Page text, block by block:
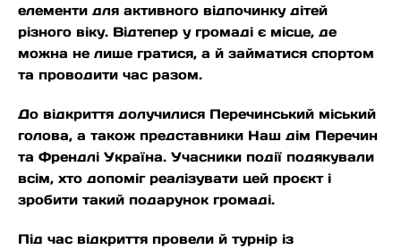
елементи для активного відпочинку дітей
різного віку. Відтепер у громаді є місце, де
можна не лише гратися, а й займатися спортом
та проводити час разом.
До відкриття долучилися Перечинський міський
голова, а також представники Наш дім Перечин
та Френдлі Україна. Учасники події подякували
всім, хто допоміг реалізувати цей проєкт і
зробити такий подарунок громаді.
Під час відкриття провели й турнір із